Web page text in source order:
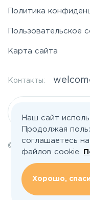
Политика
Пользовательское
Карта сайта
Контакты:
© 2026 Все права
ИП Маслов Дмитрий
ИНН 503406273833
+79647266008
142613, Московская область,
Наш сайт
Продолжая
соглашаетесь
файлов cookie.
Хорошо,